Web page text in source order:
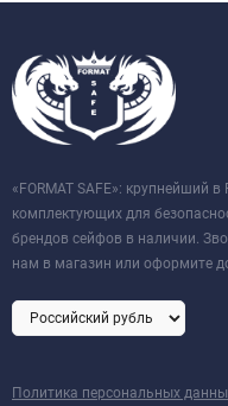
«FORMAT SAFE»: крупнейший
комплектующих для
брендов сейфов в наличии.
нам в магазин или оформите
Политика персональных